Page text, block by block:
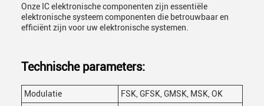
Onze IC elektronische componenten zijn essentiële
elektronische systeem componenten die betrouwbaar en
efficiënt zijn voor uw elektronische systemen.
Technische parameters:
Modulatie
FSK, GFSK, GMSK, MSK, OK